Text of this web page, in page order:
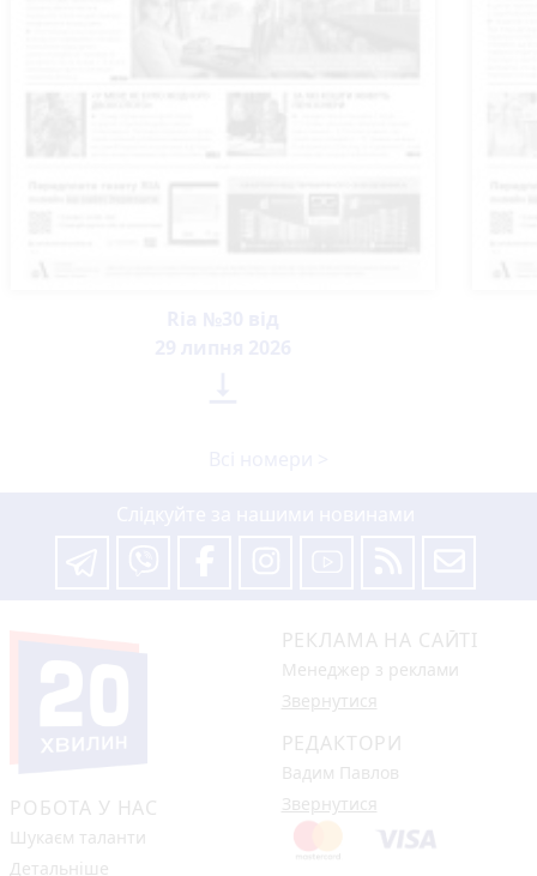
РОБОТА У НАС
Шукаєм таланти
Детальніше
РЕКЛАМА НА САЙТІ
Менеджер з реклами
Звернутися
РЕДАКТОРИ
Вадим Павлов
Звернутися